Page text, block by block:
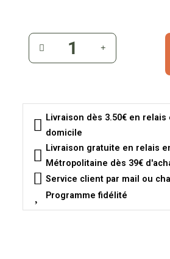
Livraison dès 3.50€ en relais
domicile
Livraison gratuite en relais
Métropolitaine dès 39€
Service client par mail ou
Programme fidélité